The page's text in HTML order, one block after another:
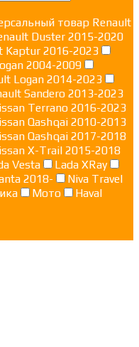
товар Renault
Duster 2015-2020
Kaptur 2016-2023
2004-2009
Logan 2014-2023
Sandero 2013-2023
Terrano 2016-2023
Qashqai 2010-2013
Qashqai 2017-2018
X-Trail 2015-2018
Vesta
Lada XRay
2018-
Niva Travel
Мото
Haval